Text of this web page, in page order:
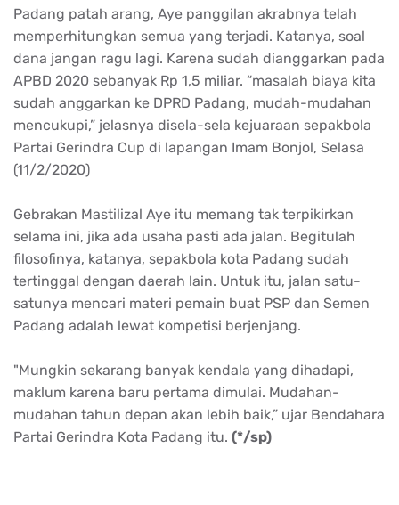
Padang patah arang, Aye panggilan akrabnya telah
memperhitungkan semua yang terjadi. Katanya, soal
dana jangan ragu lagi. Karena sudah dianggarkan pada
APBD 2020 sebanyak Rp 1,5 miliar. “masalah biaya kita
sudah anggarkan ke DPRD Padang, mudah-mudahan
mencukupi,” jelasnya disela-sela kejuaraan sepakbola
Partai Gerindra Cup di lapangan Imam Bonjol, Selasa
(11/2/2020)
Gebrakan Mastilizal Aye itu memang tak terpikirkan
selama ini, jika ada usaha pasti ada jalan. Begitulah
filosofinya, katanya, sepakbola kota Padang sudah
tertinggal dengan daerah lain. Untuk itu, jalan satu-
satunya mencari materi pemain buat PSP dan Semen
Padang adalah lewat kompetisi berjenjang.
"Mungkin sekarang banyak kendala yang dihadapi,
maklum karena baru pertama dimulai. Mudahan-
mudahan tahun depan akan lebih baik,” ujar Bendahara
Partai Gerindra Kota Padang itu. (*/sp)